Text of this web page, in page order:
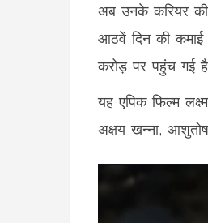
अब उनके करियर की
आठवें दिन की कमाई
करोड़ पर पहुंच गई
यह एपिक फिल्म
अक्षय खन्ना, आशुतोष